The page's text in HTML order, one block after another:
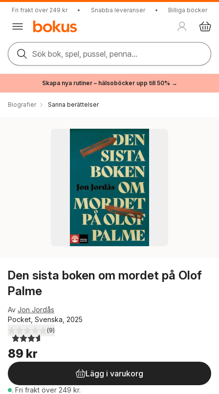
Fri frakt över 249 kr • Snabba leveranser • Billiga böcker
Sök bok, spel, pussel, penna...
Skapa nya rutiner – hälsoböcker upp till 50% →
Biografier Sanna berättelser
Den sista boken om mordet på Olof
Palme
Av Jon Jordås
Pocket, Svenska, 2025
3,6utav 5 stjärnor. Totalt antal röster:
(9)
89 kr
Lägg i varukorg
. Fri frakt över 249 kr.